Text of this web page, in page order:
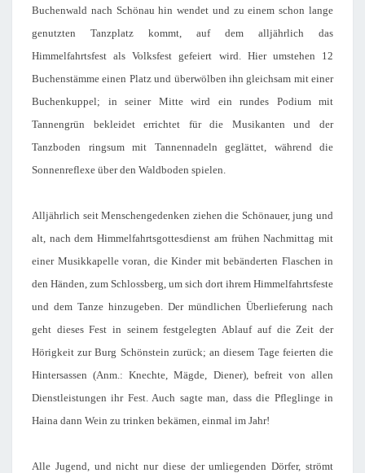
Buchenwald nach Schönau hin wendet und zu einem schon lange
genutzten Tanzplatz kommt, auf dem alljährlich das
Himmelfahrtsfest als Volksfest gefeiert wird. Hier umstehen 12
Buchenstämme einen Platz und überwölben ihn gleichsam mit einer
Buchenkuppel; in seiner Mitte wird ein rundes Podium mit
Tannengrün bekleidet errichtet für die Musikanten und der
Tanzboden ringsum mit Tannennadeln geglättet, während die
Sonnenreflexe über den Waldboden spielen.
Alljährlich seit Menschengedenken ziehen die Schönauer, jung und
alt, nach dem Himmelfahrtsgottesdienst am frühen Nachmittag mit
einer Musikkapelle voran, die Kinder mit bebänderten Flaschen in
den Händen, zum Schlossberg, um sich dort ihrem Himmelfahrtsfeste
und dem Tanze hinzugeben. Der mündlichen Überlieferung nach
geht dieses Fest in seinem festgelegten Ablauf auf die Zeit der
Hörigkeit zur Burg Schönstein zurück; an diesem Tage feierten die
Hintersassen (Anm.: Knechte, Mägde, Diener), befreit von allen
Dienstleistungen ihr Fest. Auch sagte man, dass die Pfleglinge in
Haina dann Wein zu trinken bekämen, einmal im Jahr!
Alle Jugend, und nicht nur diese der umliegenden Dörfer, strömt